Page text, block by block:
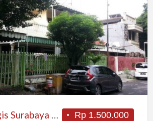
Rp 1.500.000
Kost strategis Surabaya Pusat